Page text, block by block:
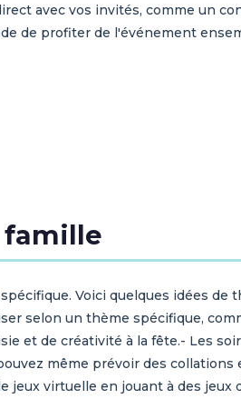
avec vos invités, comme un
de profiter de l'événement
famille
Voici quelques idées de
selon un thème spécifique,
et de créativité à la fête.- Les
même prévoir des collations
jeux virtuelle en jouant à des jeux